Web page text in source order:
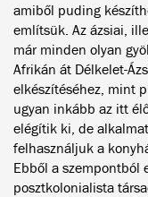
amiből puding
említsük. Az ázsiai,
már minden olyan
Afrikán át Délkelet-
elkészítéséhez, mint
ugyan inkább az itt
elégítik ki, de
felhasználjuk a
Ebből a szempontból
posztkolonialista